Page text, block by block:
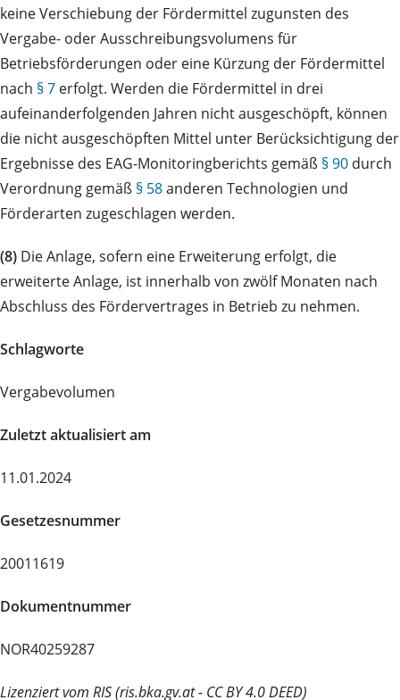
keine Verschiebung der Fördermittel zugunsten des
Vergabe- oder Ausschreibungsvolumens für
Betriebsförderungen oder eine Kürzung der Fördermittel
nach § 7 erfolgt. Werden die Fördermittel in drei
aufeinanderfolgenden Jahren nicht ausgeschöpft, können
die nicht ausgeschöpften Mittel unter Berücksichtigung der
Ergebnisse des EAG-Monitoringberichts gemäß § 90 durch
Verordnung gemäß § 58anderen Technologien und
Förderarten zugeschlagen werden.
(8) Die Anlage, sofern eine Erweiterung erfolgt, die
erweiterte Anlage, ist innerhalb von zwölf Monaten nach
Abschluss des Fördervertrages in Betrieb zu nehmen.
Schlagworte
Vergabevolumen
Zuletzt aktualisiert am
11.01.2024
Gesetzesnummer
20011619
Dokumentnummer
NOR40259287
Lizenziert vom RIS (ris.bka.gv.at - CC BY 4.0 DEED)